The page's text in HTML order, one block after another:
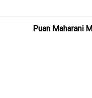
Puan Maharani